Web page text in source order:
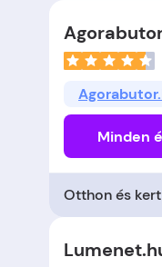
Minden
Otthon és kert